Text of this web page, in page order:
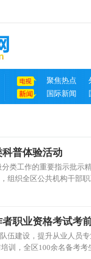
聚焦热点
国际新闻
普体验活动
工作的重要指示批示
组织全区公共机构干部
职业资格考试考
设，提升从业人员专业
培训，全区100余名备